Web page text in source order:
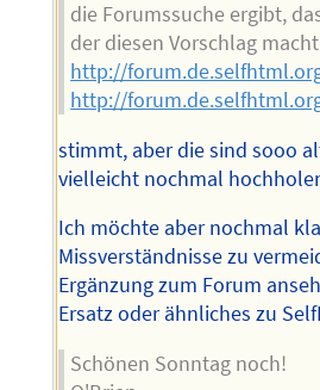
die Forumssuche ergibt,
der diesen Vorschlag
http://
http://
stimmt, aber die sind sooo
vielleicht nochmal
Ich möchte aber nochmal
Missverständnisse zu
Ergänzung zum Forum
Ersatz oder ähnliches zu
Schönen Sonntag noch!